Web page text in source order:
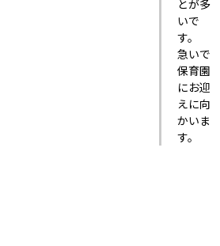
とが多
いで
す。
急いで
保育園
にお迎
えに向
かいま
す。